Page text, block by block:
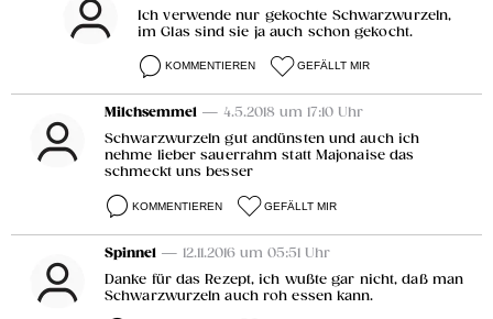
Ich verwende nur gekochte Schwarzwurzeln,
im Glas sind sie ja auch schon gekocht.
KOMMENTIEREN GEFÄLLT MIR
Milchsemmel — 4.5.2018 um 17:10 Uhr
Schwarzwurzeln gut andünsten und auch ich
nehme lieber sauerrahm statt Majonaise das
schmeckt uns besser
KOMMENTIEREN GEFÄLLT MIR
Spinne1 — 12.11.2016 um 05:51 Uhr
Danke für das Rezept, ich wußte gar nicht, daß man
Schwarzwurzeln auch roh essen kann.